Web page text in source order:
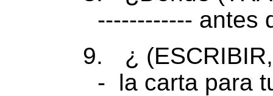
------------ antes
9.
¿
- la carta para